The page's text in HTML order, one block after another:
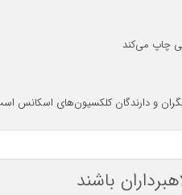
چاپ می‌کند
و دارندگان کلکسیون‌های اسکانس
باشند